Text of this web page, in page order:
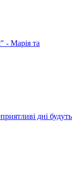
- Марія та
дні будуть